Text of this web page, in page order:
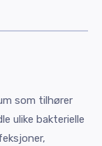
som tilhører
ulike bakterielle